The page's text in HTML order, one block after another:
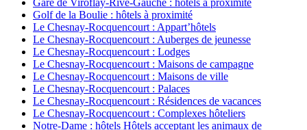
Golf de la Boulie : hôtels à proximité
Le Chesnay-Rocquencourt : Appart’hôtels
Le Chesnay-Rocquencourt : Auberges de jeunesse
Le Chesnay-Rocquencourt : Lodges
Le Chesnay-Rocquencourt : Maisons de campagne
Le Chesnay-Rocquencourt : Maisons de ville
Le Chesnay-Rocquencourt : Palaces
Le Chesnay-Rocquencourt : Résidences de vacances
Le Chesnay-Rocquencourt : Complexes hôteliers
Notre-Dame : hôtels Hôtels acceptant les animaux de